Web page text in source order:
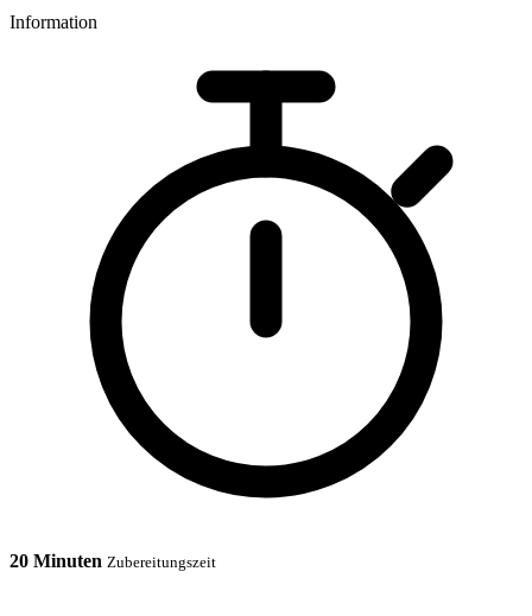
Information
20 Minuten Zubereitungszeit